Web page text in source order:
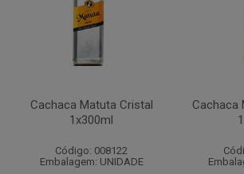
Cachaca Matuta Cristal
1x300ml
Código: 008122
Embalagem: UNIDADE
Cachaca